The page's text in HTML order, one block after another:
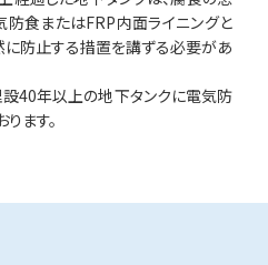
防食またはFRP内面ライニングと
に防止する措置を講ずる必要があ
設40年以上の地下タンクに電気防
ます。